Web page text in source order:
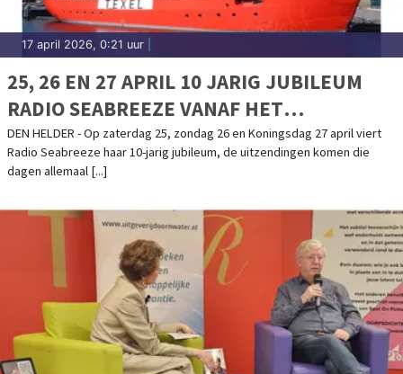
17 april 2026, 0:21 uur
25, 26 EN 27 APRIL 10 JARIG JUBILEUM
RADIO SEABREEZE VANAF HET
LICHTSCHIP TEXEL DEN HELDER
DEN HELDER - Op zaterdag 25, zondag 26 en Koningsdag 27 april viert
Radio Seabreeze haar 10-jarig jubileum, de uitzendingen komen die
dagen allemaal [...]